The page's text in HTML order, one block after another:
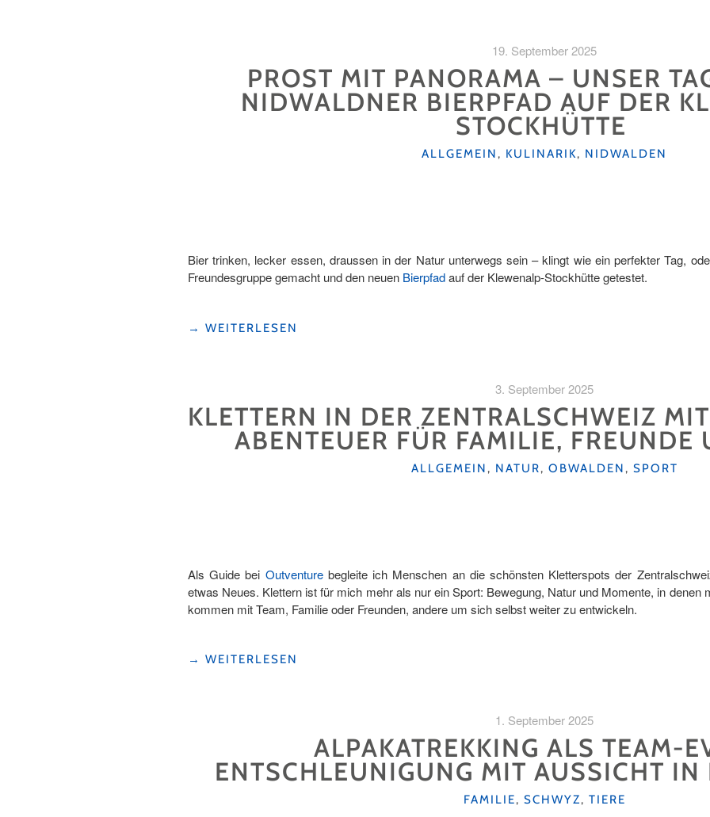
GOLFPLATZ"
19. September 2025
PROST MIT PANORAMA – UNSER
NIDWALDNER BIERPFAD AUF DER
STOCKHÜTTE
KATEGORIEN
ALLGEMEIN, KULINARIK, NIDWALDEN
Bier trinken, lecker essen, draussen in der Natur unterwegs sein – klingt wie ein perfekter Tag,
Freundesgruppe gemacht und den neuen Bierpfadauf der Klewenalp-Stockhütte getestet.
"PROST
TAG
AUF
→ WEITERLESEN
3. September 2025
KLETTERN IN DER ZENTRALSCHWEIZ
ABENTEUER FÜR FAMILIE, FREUNDE
KATEGORIEN
ALLGEMEIN, NATUR, OBWALDEN, SPORT
Als Guide bei Outventure begleite ich Menschen an die schönsten Kletterspots der
etwas Neues. Klettern ist für mich mehr als nur ein Sport: Bewegung, Natur und Momente, in denen
kommen mit Team, Familie oder Freunden, andere um sich selbst weiter zu entwickeln.
"KLETTERN
→ WEITERLESEN
1. September 2025
ALPAKATREKKING ALS TEAM-
ENTSCHLEUNIGUNG MIT AUSSICHT IN
KATEGORIEN
FAMILIE, SCHWYZ, TIERE